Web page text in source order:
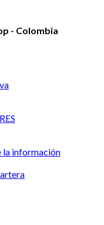
- Colombia
la información